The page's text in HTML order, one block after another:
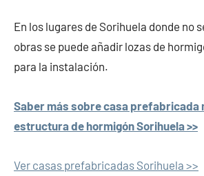
En los lugares de Sorihuela donde no
obras se puede añadir lozas de
para la instalación.
Saber más sobre casa prefabricada
estructura de hormigón Sorihuela >>
Ver casas prefabricadas Sorihuela >>